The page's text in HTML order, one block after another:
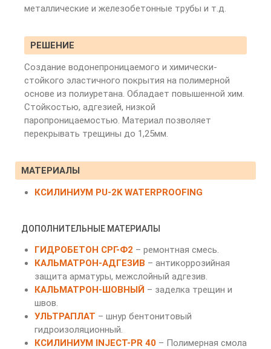
металлические и железобетонные трубы и т.д.
РЕШЕНИЕ
Создание водонепроницаемого и химически-
стойкого эластичного покрытия на полимерной
основе из полиуретана. Обладает повышенной хим.
Стойкостью, адгезией, низкой
паропроницаемостью. Материал позволяет
перекрывать трещины до 1,25мм.
МАТЕРИАЛЫ
КСИЛИНИУМ PU-2K WATERPROOFING
ДОПОЛНИТЕЛЬНЫЕ МАТЕРИАЛЫ
ГИДРОБЕТОН СРГ-Ф2 – ремонтная смесь.
КАЛЬМАТРОН-АДГЕЗИВ – антикоррозийная
защита арматуры, межслойный адгезив.
КАЛЬМАТРОН-ШОВНЫЙ – заделка трещин и
швов.
УЛЬТРАПЛАТ – шнур бентонитовый
гидроизоляционный.
КСИЛИНИУМ INJECT-PR 40 – Полимерная смола